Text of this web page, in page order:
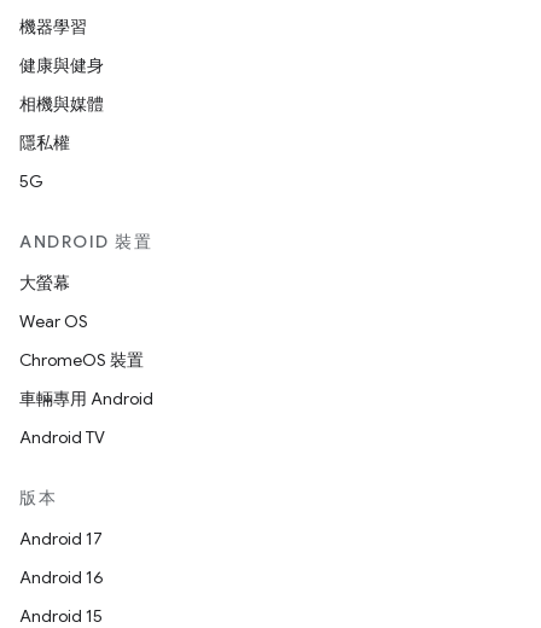
機器學習
健康與健身
相機與媒體
隱私權
5G
ANDROID 裝置
大螢幕
Wear OS
ChromeOS 裝置
車輛專用 Android
Android TV
版本
Android 17
Android 16
Android 15